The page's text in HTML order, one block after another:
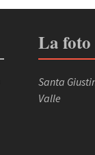
La foto
Santa
Valle